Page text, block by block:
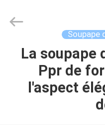
ACCUEIL
PRODUITS
DSTHERM
INDUSTRIAL
Soupape
La soupape
Ppr de
l'aspect